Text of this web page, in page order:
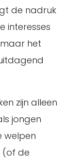
de nadruk
interesses
het
zijn alleen
jongen
welpen
(of de